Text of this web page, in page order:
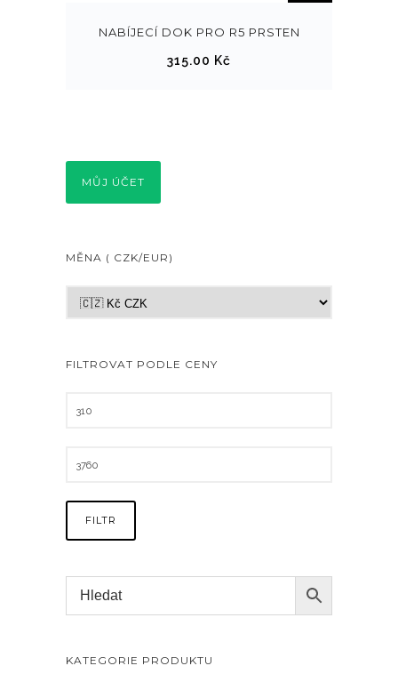
NABÍJECÍ DOK PRO R5 PRSTEN
315.00 Kč
MŮJ ÚČET
MĚNA ( CZK/EUR)
FILTROVAT PODLE CENY
FILTR
KATEGORIE PRODUKTU